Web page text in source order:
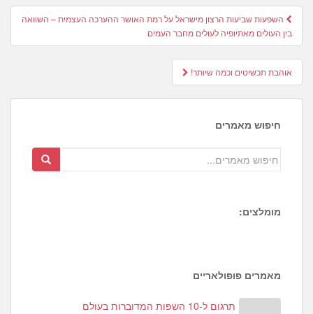
Post
navigation
השפעות שביעות הרצון מישראל על רמת האושר ההערכה העצמית – השוואה
בין העולים מאתיופיה לעולים מחבר העמים
אוהבת תכשיטים וכמה שיותר!
חיפוש מאמרים
מומלצים:
2
מאמרים פופולאריים
תרגום ל-10 השפות המדוברות בעולם